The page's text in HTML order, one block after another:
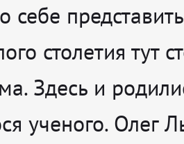
себе
столетия тут
Здесь и
ученого. Олег